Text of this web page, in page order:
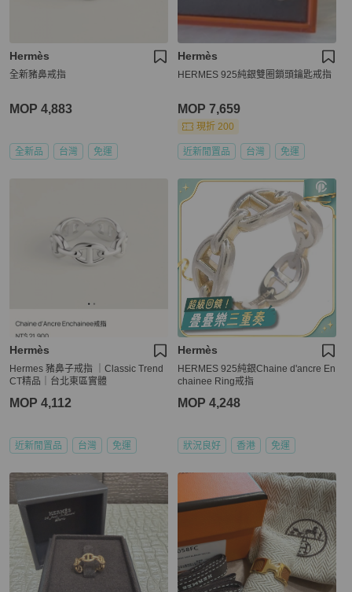
Hermès
全新豬鼻戒指
MOP 4,883
全新品 台灣 免運
Hermès
HERMES 925純銀雙圈鎖頭鑰匙戒指
MOP 7,659
現折 200
近新閒置品 台灣 免運
Hermès
Hermes 豬鼻子戒指 ｜Classic Trend
CT精品｜台北東區實體
MOP 4,112
近新閒置品 台灣 免運
Hermès
HERMES 925純銀Chaine d'ancre En
chainee Ring戒指
MOP 4,248
狀況良好 香港 免運